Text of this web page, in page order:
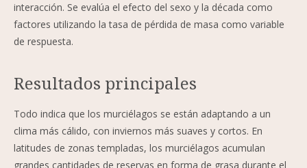
interacción. Se evalúa el efecto del sexo y la década como
factores utilizando la tasa de pérdida de masa como variable
de respuesta.
Resultados principales
Todo indica que los murciélagos se están adaptando a un
clima más cálido, con inviernos más suaves y cortos. En
latitudes de zonas templadas, los murciélagos acumulan
grandes cantidades de reservas en forma de grasa durante el